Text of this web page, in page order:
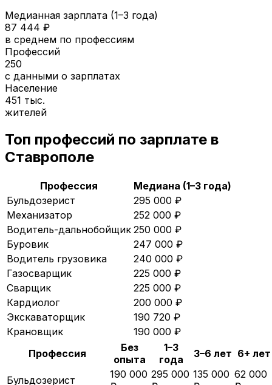
Медианная зарплата (1–3 года)
87 444 ₽
в среднем по профессиям
Профессий
250
с данными о зарплатах
Население
451 тыс.
жителей
Топ профессий по зарплате в
Ставрополе
Профессия
Медиана (1–3 года)
Бульдозерист
295 000 ₽
Механизатор
252 000 ₽
Водитель-дальнобойщик 250 000 ₽
Буровик
247 000 ₽
Водитель грузовика
240 000 ₽
Газосварщик
225 000 ₽
Сварщик
225 000 ₽
Кардиолог
200 000 ₽
Экскаваторщик
190 720 ₽
Крановщик
190 000 ₽
Профессия
Без
опыта
1–3
года
3–6 лет 6+ лет
Бульдозерист
190 000 295 000 135 000 62 000